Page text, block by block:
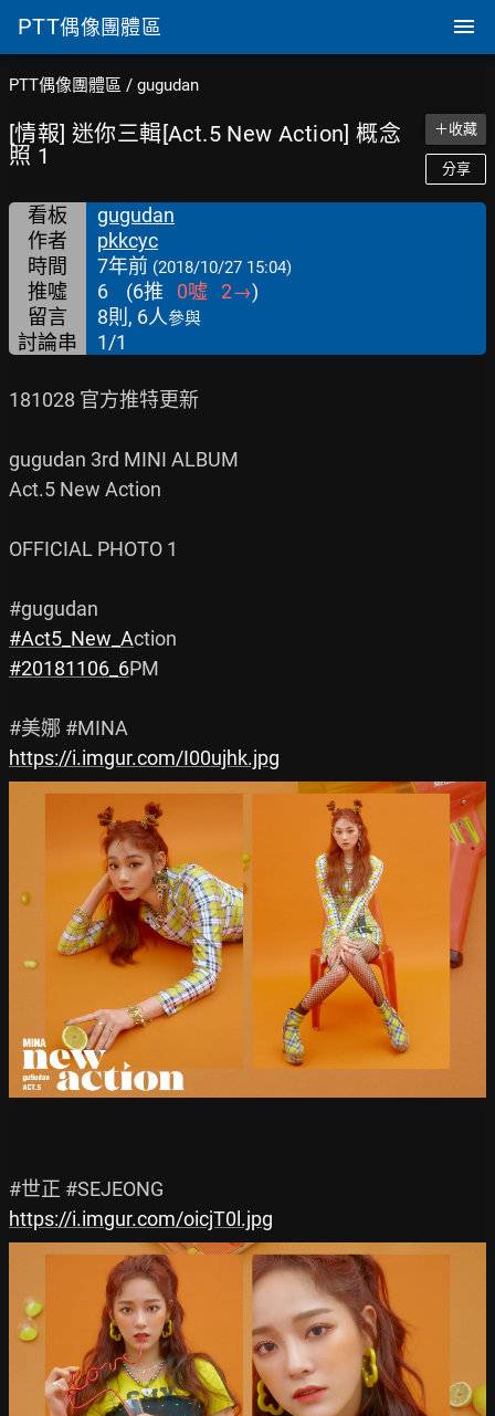
PTT偶像團體區
PTT偶像團體區 / gugudan
[情報] 迷你三輯[Act.5 New Action] 概念
照 1
＋收藏
分享
看板
gugudan
作者
pkkcyc
時間
7年前 (2018/10/27 15:04)
推噓 6 (6推 0噓 2→)
留言
8則, 6人參與
討論串 1/1
181028 官方推特更新
gugudan 3rd MINI ALBUM
Act.5 New Action
OFFICIAL PHOTO 1
#Act5_New_A
#20181106_6PM
https://i.imgur.com/I00ujhk.jpg
https://i.imgur.com/oicjT0l.jpg